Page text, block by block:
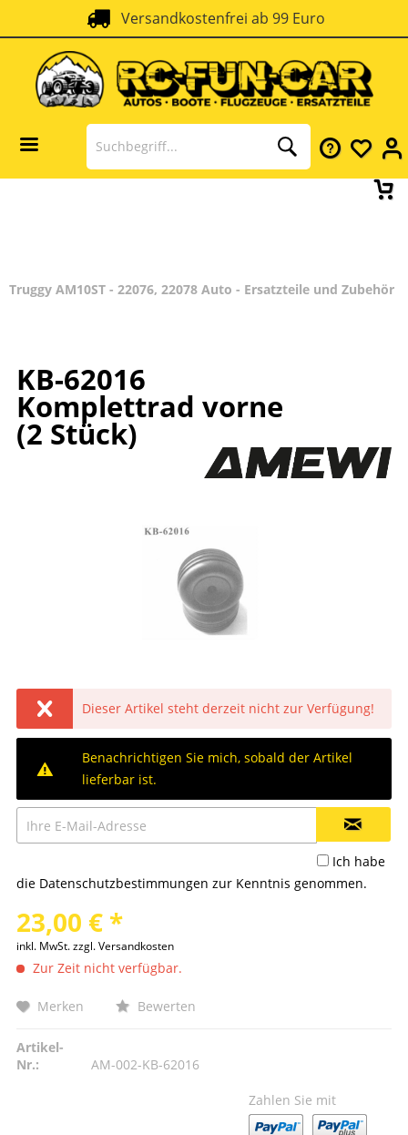
Versandkostenfrei ab 99 Euro
Truggy AM10ST - 22076, 22078 Auto - Ersatzteile und Zubehör
KB-62016
Komplettrad vorne
(2 Stück)
Dieser Artikel steht derzeit nicht zur Verfügung!
Benachrichtigen Sie mich, sobald der Artikel
lieferbar ist.
Ich habe
die Datenschutzbestimmungen zur Kenntnis genommen.
23,00 € *
inkl. MwSt.zzgl. Versandkosten
Zur Zeit nicht verfügbar.
Merken Bewerten
Artikel-
Nr.:
AM-002-KB-62016
Zahlen Sie mit